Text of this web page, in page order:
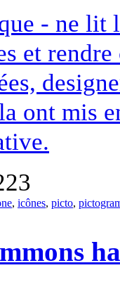
- ne
et
ont mis
, icônes, picto,